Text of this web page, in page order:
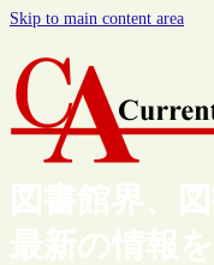
Skip to main content area
図書館界、
最新の情報